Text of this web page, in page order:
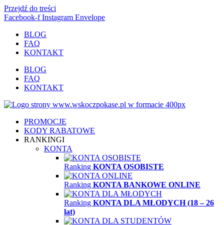
Przejdź do treści
Facebook-f Instagram Envelope
BLOG
FAQ
KONTAKT
BLOG
FAQ
KONTAKT
PROMOCJE
KODY RABATOWE
RANKINGI
KONTA
Ranking KONTA OSOBISTE
Ranking KONTA BANKOWE ONLINE
Ranking KONTA DLA MŁODYCH (18 – 26
lat)